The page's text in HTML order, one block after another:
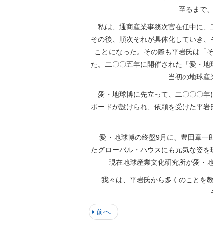
至るまで
私は、通商産業事務次官在任中に、
その後、順次それが具体化していき
ことになった。その際も平岩氏は「
た。二〇〇五年に開催された「愛・
当初の地球産
愛・地球博に先立って、二〇〇〇年
ボードが設けられ、依頼を受けた平
愛・地球博の終盤9月に、豊田章一
たグローバル・ハウスにも元気な姿
現在地球産業文化研究所が愛・
我々は、平岩氏から多くのことを
前へ